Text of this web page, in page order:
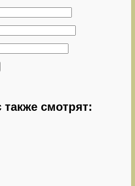
также смотрят: